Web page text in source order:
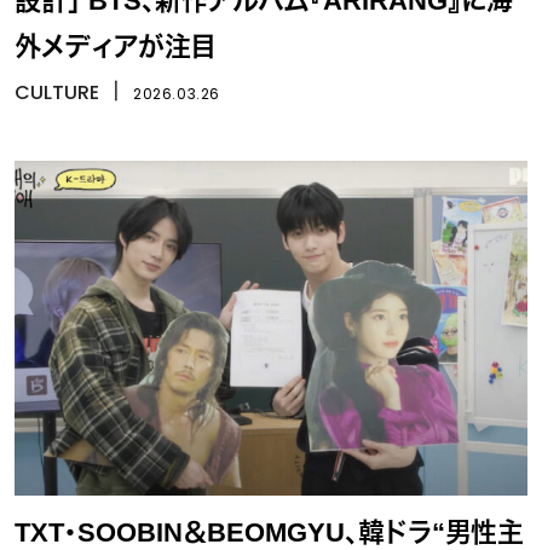
外メディアが注目
CULTURE 2026.03.26
TXT・SOOBIN＆BEOMGYU、韓ドラ“男性主